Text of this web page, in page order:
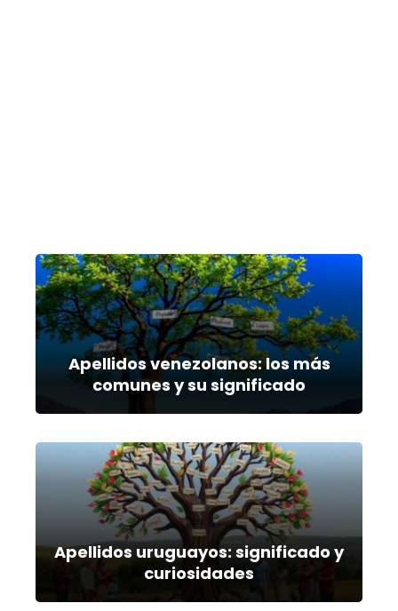
Apellidos venezolanos: los más
comunes y su significado
Apellidos uruguayos: significado y
curiosidades